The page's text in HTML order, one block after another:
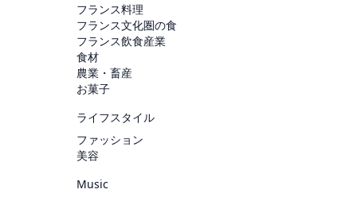
フランス料理
フランス文化圏の食
フランス飲食産業
食材
農業・畜産
お菓子
ライフスタイル
ファッション
美容
Music